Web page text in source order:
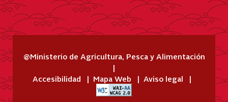
@Ministerio de Agricultura, Pesca y Alimentación
Accesibilidad Mapa Web Aviso legal